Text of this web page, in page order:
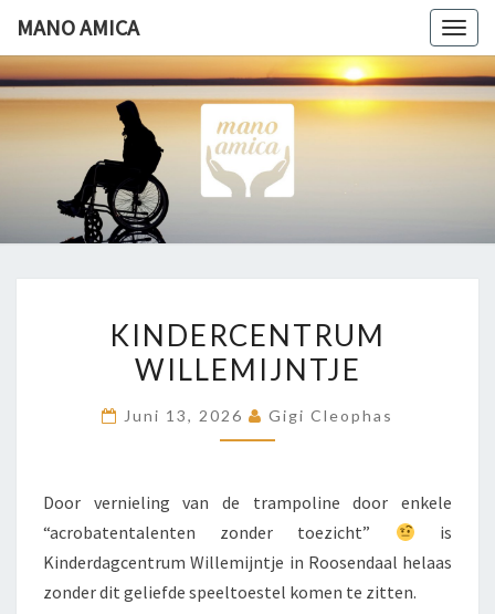
de
content
MANO AMICA
MANO
AMICA
Helpende
Hand
WILLEMIJNTJE
KINDERCENTRUM
WILLEMIJNTJE
Juni 13, 2026 Gigi Cleophas
Door vernieling van de trampoline door enkele
“acrobatentalenten zonder toezicht”
is
Kinderdagcentrum Willemijntje in Roosendaal helaas
zonder dit geliefde speeltoestel komen te zitten.